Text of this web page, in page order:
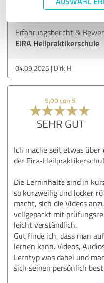
Erfahrungsbericht &
EIRA Heilpraktikerschule
04.09.2025 Dirk H.
5,00 von 5
SEHR GUT
Ich mache seit etwas über
der Eira-
Die Lerninhalte sind in
so kurzweilig und locker
macht, sich die Videos
vollgepackt mit
leicht verständlich.
Gut finde ich, dass man
lernen kann. Videos,
Lerntyp was dabei und
sich seinen persönlich